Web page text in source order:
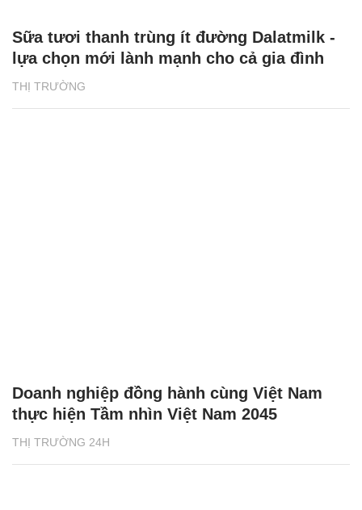
THỊ TRƯỜNG
Sữa tươi thanh trùng ít đường Dalatmilk -
lựa chọn mới lành mạnh cho cả gia đình
THỊ TRƯỜNG 24H
Doanh nghiệp đồng hành cùng Việt Nam
thực hiện Tầm nhìn Việt Nam 2045